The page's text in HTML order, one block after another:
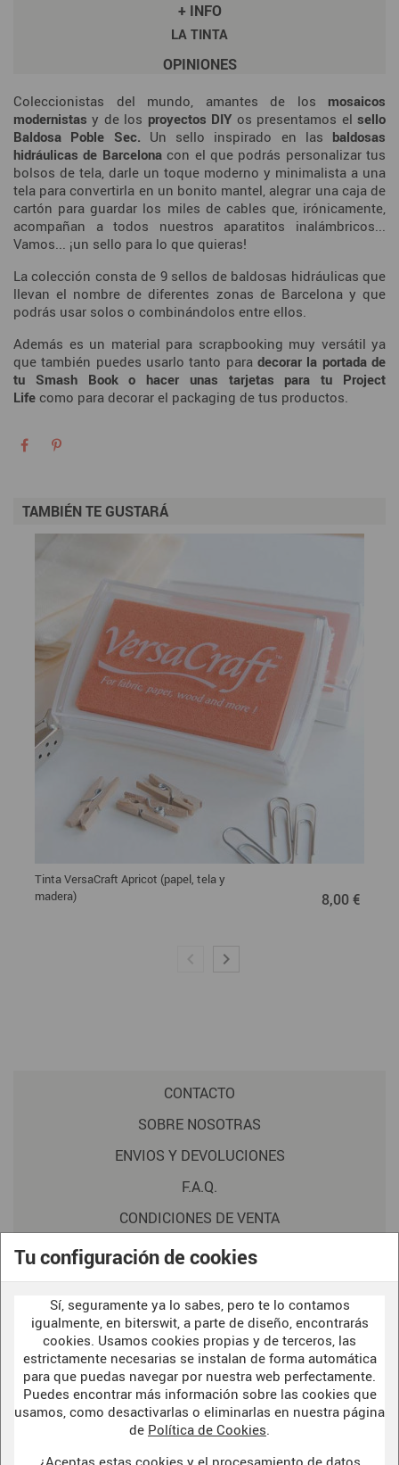
Tu configuración de cookies
Sí, seguramente ya lo sabes, pero te lo contamos
igualmente, en biterswit, a parte de diseño, encontrarás
cookies. Usamos cookies propias y de terceros, las
estrictamente necesarias se instalan de forma automática
para que puedas navegar por nuestra web perfectamente.
Puedes encontrar más información sobre las cookies que
usamos, como desactivarlas o eliminarlas en nuestra página
de Política de Cookies.
¿Aceptas estas cookies y el procesamiento de datos
+ INFO
LA TINTA
OPINIONES
Coleccionistas del mundo, amantes de los mosaicos
modernistasy de los proyectos DIY os presentamos elsello
Baldosa Poble Sec. Un sello inspirado en las baldosas
hidráulicas de Barcelonacon el que podrás personalizar tus
bolsos de tela, darle un toque moderno y minimalista a una
tela para convertirla en un bonito mantel, alegrar una caja de
cartón para guardar los miles de cables que, irónicamente,
acompañan a todos nuestros aparatitos inalámbricos...
Vamos... ¡un sello para lo que quieras!
La colección consta de 9 sellos de baldosas hidráulicas que
llevan el nombre de diferentes zonas de Barcelona y que
podrás usar solos o combinándolos entre ellos.
Además es un material para scrapbooking muy versátil ya
que también puedes usarlo tanto paradecorar la portada de
tu Smash Book o hacer unas tarjetas para tu Project
Life como para decorar el packaging de tus productos.
TAMBIÉN TE GUSTARÁ
Tinta VersaCraft Apricot (papel, tela y
madera)
8,00 €
CONTACTO
SOBRE NOSOTRAS
ENVIOS Y DEVOLUCIONES
F.A.Q.
CONDICIONES DE VENTA
POLITICA DE PRIVACIDAD
AVISO LEGAL
POLÍTICA DE COOKIES
WELCOME TO OUR
DARK SIDE